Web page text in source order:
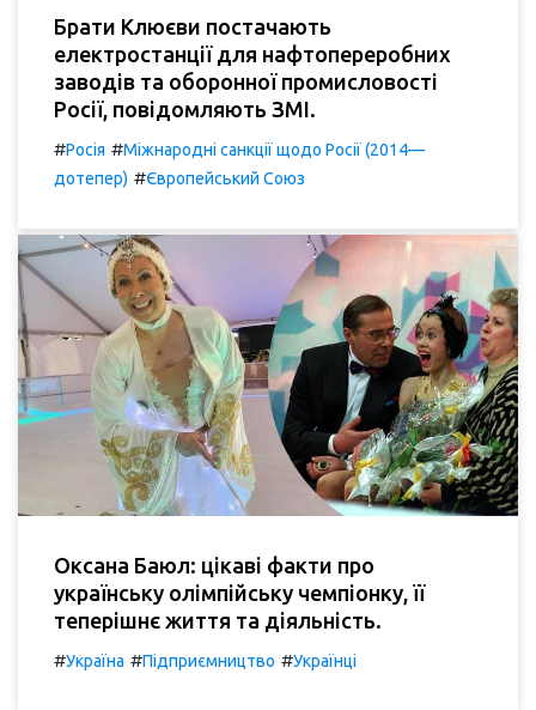
Брати Клюєви постачають
електростанції для нафтопереробних
заводів та оборонної промисловості
Росії, повідомляють ЗМІ.
#Росія #Міжнародні санкції щодо Росії (2014—
дотепер) #Європейський Союз
Оксана Баюл: цікаві факти про
українську олімпійську чемпіонку, її
теперішнє життя та діяльність.
#Україна #Підприємництво #Українці